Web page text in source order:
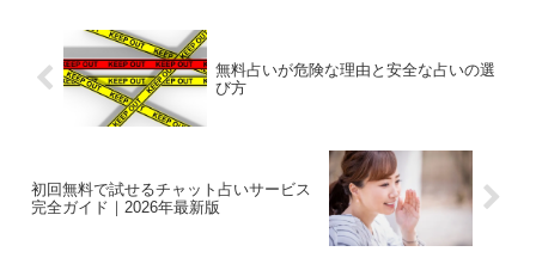
無料占いが危険な理由と安全な占いの選
び方
初回無料で試せるチャット占いサービス
完全ガイド｜2026年最新版